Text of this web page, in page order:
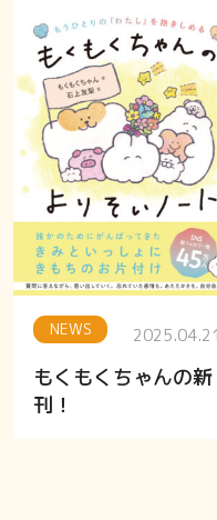
NEWS 2025.04.21
もくもくちゃんの新
刊！